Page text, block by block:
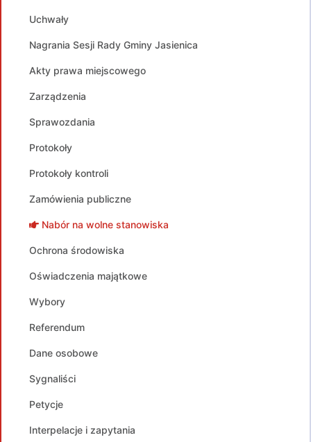
Uchwały
Nagrania Sesji Rady Gminy Jasienica
Akty prawa miejscowego
Zarządzenia
Sprawozdania
Protokoły
Protokoły kontroli
Zamówienia publiczne
Nabór na wolne stanowiska
Ochrona środowiska
Oświadczenia majątkowe
Wybory
Referendum
Dane osobowe
Sygnaliści
Petycje
Interpelacje i zapytania